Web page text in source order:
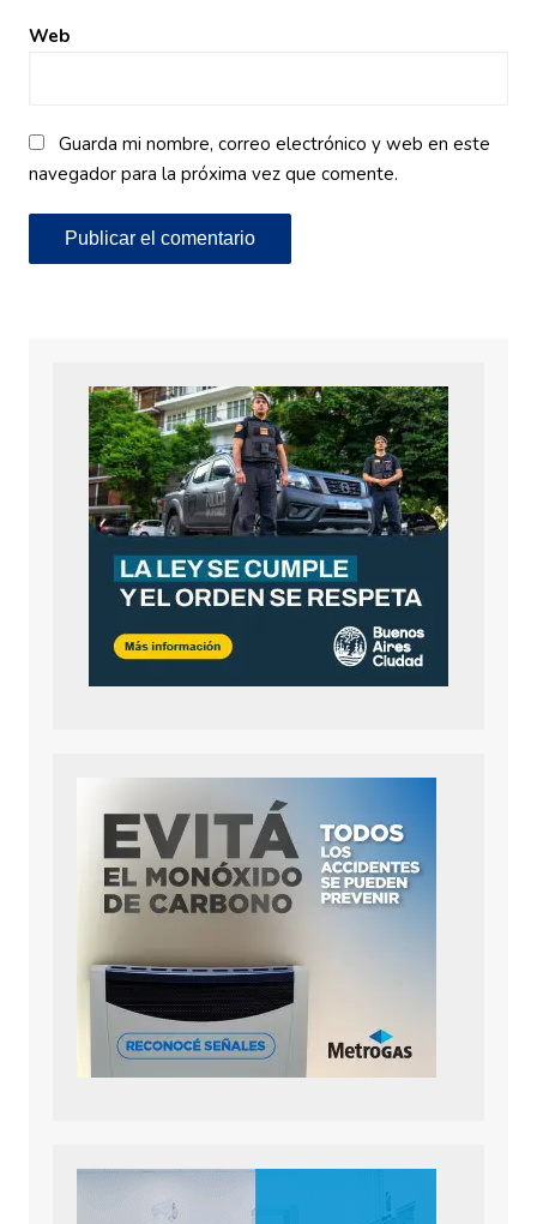
Web
Guarda mi nombre, correo electrónico y web en este
navegador para la próxima vez que comente.